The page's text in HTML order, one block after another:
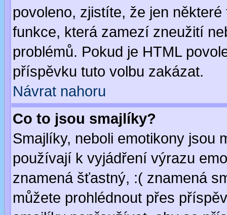
povoleno, zjistíte, že jen
funkce, která zamezí zneužití
problémů. Pokud je HTML
příspěvku tuto volbu zakázat.
Návrat nahoru
Co to jsou smajlíky?
Smajlíky, neboli emotikony jsou
používají k vyjádření výrazu
znamená šťastný, :( znamená
můžete prohlédnout přes